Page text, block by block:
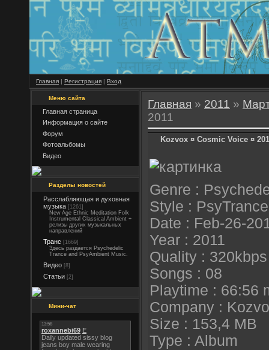
Главная | Регистрация | Вход
Меню сайта
Главная страница
Информация о сайте
Форум
Фотоальбомы
Видео
Разделы новостей
Расслабляющая и духовная
музыка [1261]
New Age Ethnic Meditation Folk
Instrumental Classical Ambient +
релизы других музыкальных
направлений
Транс [1669]
Здесь раздается Psychedelic
Trance and PsyAmbient Music.
Видео [8]
Статьи [2]
Мини-чат
Главная » 2011 »
2011
Kozvox ¤ Cosmic Voice ¤
Genre :
Style : PsyTrance
Date : Feb-26-
Year : 2011
Quality :
Songs : 08
Playtime : 66:56
Company :
Size : 153,4 MB
Type : Album